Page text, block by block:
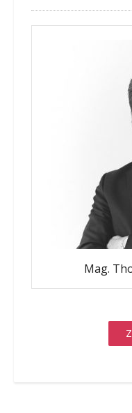
Mag.